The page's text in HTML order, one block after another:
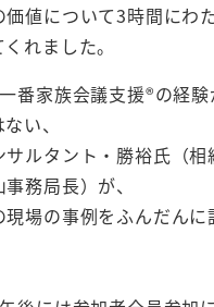
値について3時間にわ
れました。
番家族会議支援®︎の経験
い、
ルタント・勝裕氏（相
務局長）が、
場の事例をふんだんに